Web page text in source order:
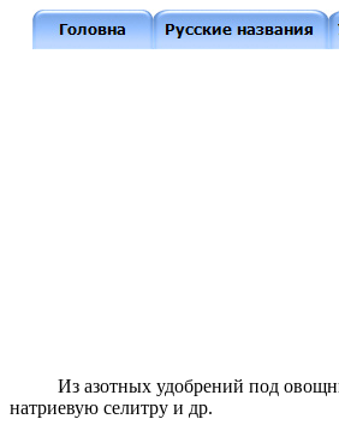
Из азотных удобрений под
натриевую селитру и др.